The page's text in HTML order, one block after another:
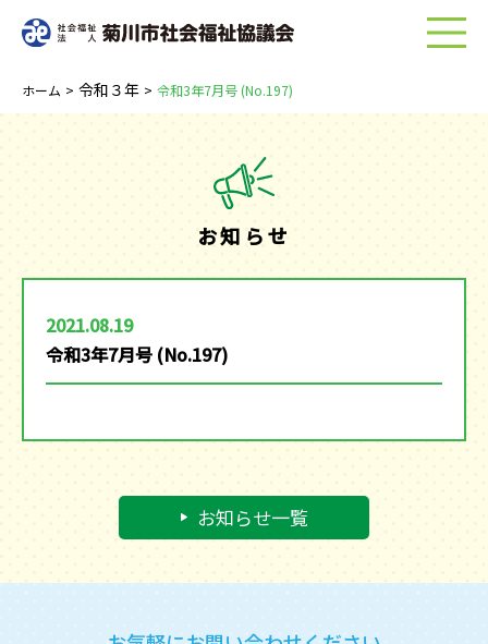
ホーム > 令和３年 > 令和3年7月号 (No.197)
お知らせ
2021.08.19
令和3年7月号 (No.197)
お知らせ一覧